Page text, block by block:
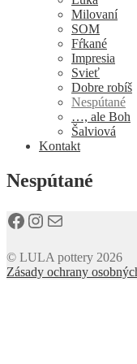
Milovaní
SOM
Fŕkané
Impresia
Svieť
Dobre robíš
Nespútané
…, ale Boh
Šalviová
Kontakt
Nespútané
Facebook
Instagram
E-mail
© LULA pottery 2026
Zásady ochrany